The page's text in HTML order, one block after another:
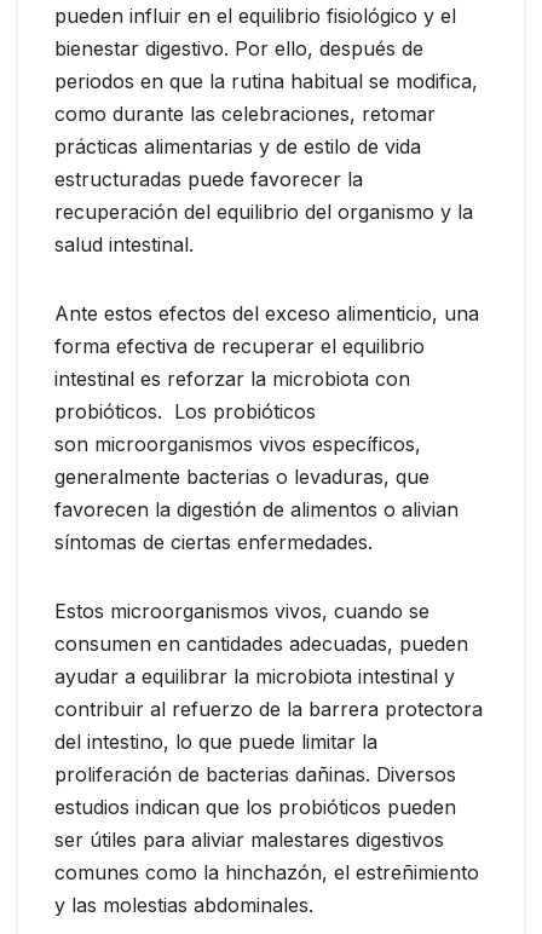
pueden influir en el equilibrio fisiológico y el
bienestar digestivo. Por ello, después de
periodos en que la rutina habitual se modifica,
como durante las celebraciones, retomar
prácticas alimentarias y de estilo de vida
estructuradas puede favorecer la
recuperación del equilibrio del organismo y la
salud intestinal.
Ante estos efectos del exceso alimenticio, una
forma efectiva de recuperar el equilibrio
intestinal es reforzar la microbiota con
probióticos. Los probióticos
son microorganismos vivos específicos,
generalmente bacterias o levaduras, que
favorecen la digestión de alimentos o alivian
síntomas de ciertas enfermedades.
Estos microorganismos vivos, cuando se
consumen en cantidades adecuadas, pueden
ayudar a equilibrar la microbiota intestinal y
contribuir al refuerzo de la barrera protectora
del intestino, lo que puede limitar la
proliferación de bacterias dañinas. Diversos
estudios indican que los probióticos pueden
ser útiles para aliviar malestares digestivos
comunes como la hinchazón, el estreñimiento
y las molestias abdominales.